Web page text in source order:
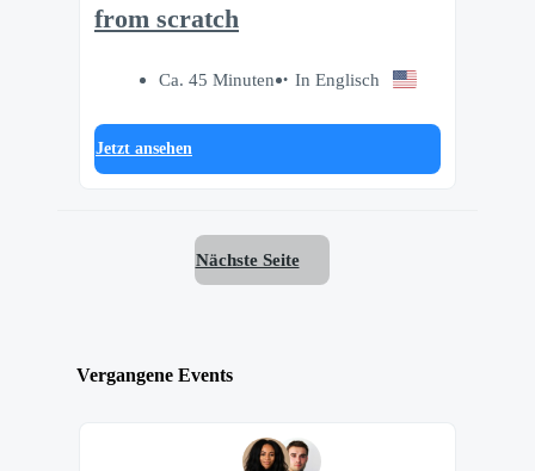
from scratch
Ca. 45 Minuten In Englisch
Jetzt ansehen
Nächste Seite
Vergangene Events